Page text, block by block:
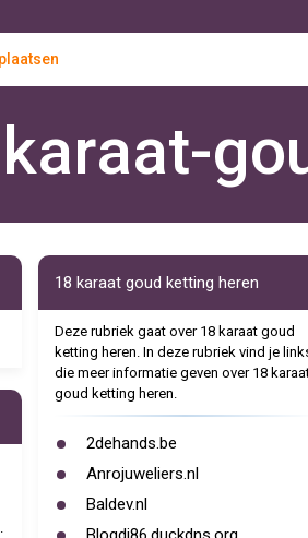
18 karaat goud ketting heren
Deze rubriek gaat over 18 karaat goud
ketting heren. In deze rubriek vind je
die meer informatie geven over 18
goud ketting heren.
2dehands.be
Anrojuweliers.nl
Baldev.nl